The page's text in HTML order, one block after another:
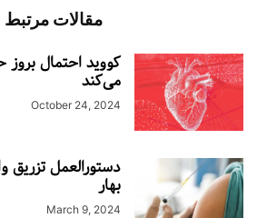
مقالات مرتبط
کووید احتمال بروز
می‌کند
October 24, 2024
دستورالعمل تزریق
بهار
March 9, 2024